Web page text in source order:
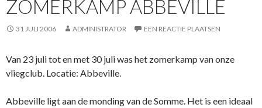
ZOMERKAMP ABBEVILLE
31 JULI 2006 ADMINISTRATOR EEN REACTIE PLAATSEN
Van 23 juli tot en met 30 juli was het zomerkamp van onze
vliegclub. Locatie: Abbeville.
Abbeville ligt aan de monding van de Somme. Het is een ideaal